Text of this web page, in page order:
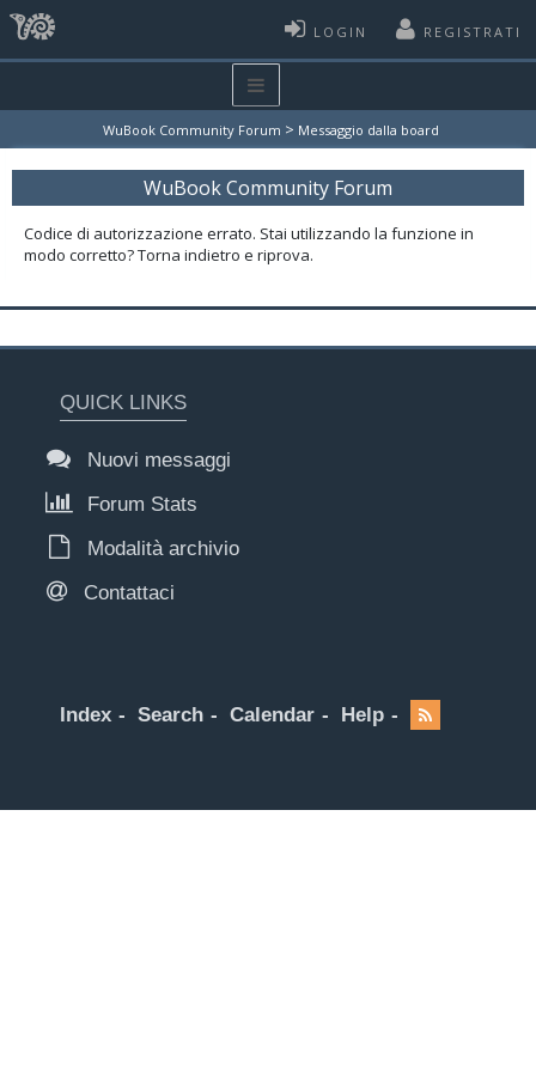
LOGIN REGISTRATI
WuBook Community Forum > Messaggio dalla board
WuBook Community Forum
Codice di autorizzazione errato. Stai utilizzando la funzione in
modo corretto? Torna indietro e riprova.
QUICK LINKS
Nuovi messaggi
Forum Stats
Modalità archivio
Contattaci
Index Search Calendar Help